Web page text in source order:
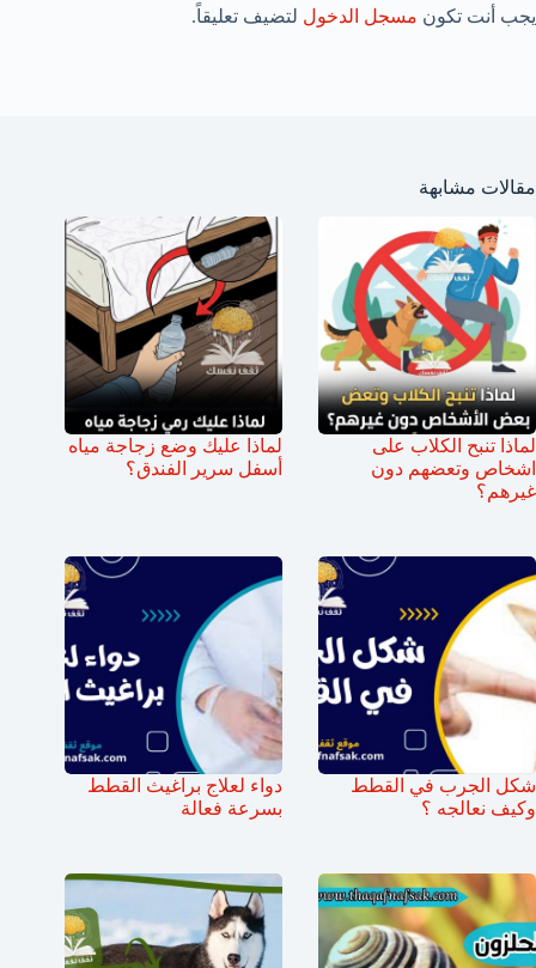
يجب أنت تكون مسجل الدخول لتضيف تعليقاً.
مقالات مشابهة
لماذا تنبح الكلاب على
اشخاص وتعضهم دون
غيرهم؟
لماذا عليك وضع زجاجة مياه
أسفل سرير الفندق؟
شكل الجرب في القطط
وكيف نعالجه ؟
دواء لعلاج براغيث القطط
بسرعة فعالة